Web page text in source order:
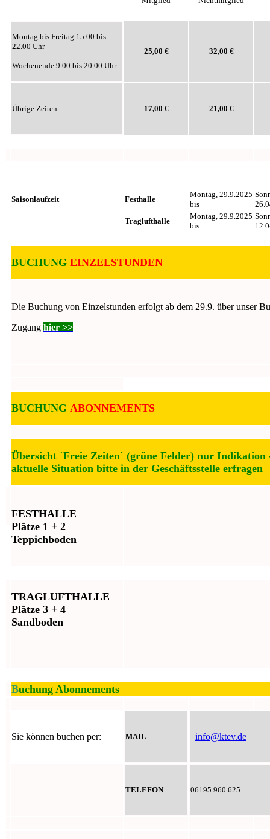
Montag bis Freitag 15.00 bis
22.00 Uhr
Wochenende 9.00 bis 20.00 Uhr
25,00 € 32,00 €
Übrige Zeiten 17,00 € 21,00 €
Saisonlaufzeit Festhalle
Montag, 29.9.2025
bis
Traglufthalle
Montag, 29.9.2025
bis
BUCHUNG EINZELSTUNDEN
Die Buchung von Einzelstunden erfolgt ab dem 29.9. über unser
Zugang hier >>
BUCHUNG ABONNEMENTS
Übersicht ´Freie Zeiten´ (grüne Felder) nur Indikation
aktuelle Situation bitte in der Geschäftsstelle
FESTHALLE
Plätze 1 + 2
Teppichboden
TRAGLUFTHALLE
Plätze 3 + 4
Sandboden
Buchung Abonnements
Sie können buchen per: MAIL info@ktev.de
TELEFON 06195 960 625